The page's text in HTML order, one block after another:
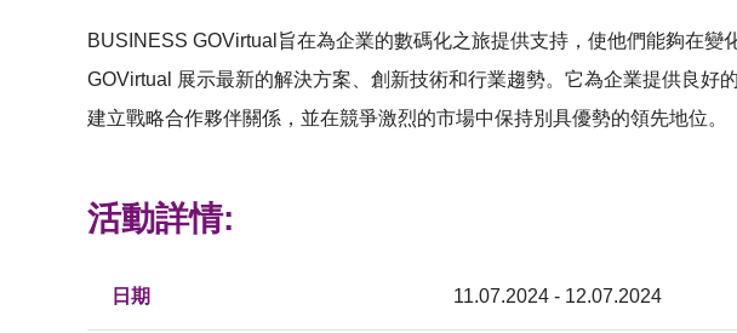
BUSINESS GOVirtual旨在為企業的數碼化之旅提供支持，使他們能夠在
GOVirtual 展示最新的解決方案、創新技術和行業趨勢。它為企業提供良好
建立戰略合作夥伴關係，並在競爭激烈的市場中保持別具優勢的領先地位。
活動詳情:
日期 11.07.2024 - 12.07.2024